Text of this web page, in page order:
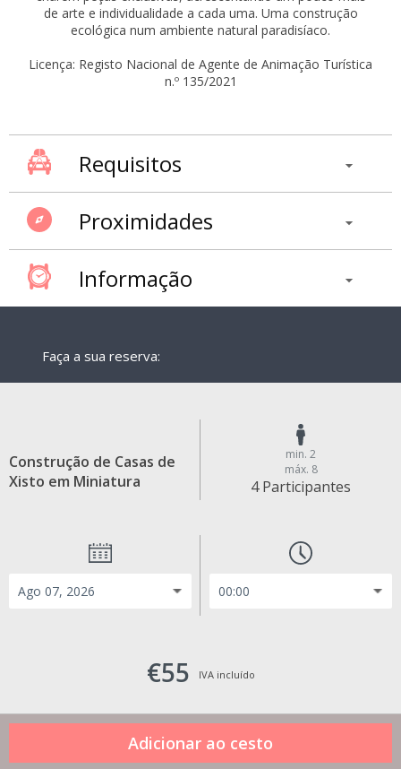
de arte e individualidade a cada uma. Uma construção
ecológica num ambiente natural paradisíaco.
Licença: Registo Nacional de Agente de Animação Turística
n.º 135/2021
Requisitos
Proximidades
Informação
Faça a sua reserva:
Construção de Casas de
Xisto em Miniatura
min. 2
máx. 8
4 Participantes
€55 IVA incluído